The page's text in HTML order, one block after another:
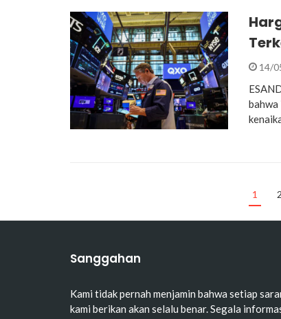
14/
bahwa
1 2
Sanggahan
Kami tidak pernah menjamin bahwa setiap
kami berikan akan selalu benar. Segala